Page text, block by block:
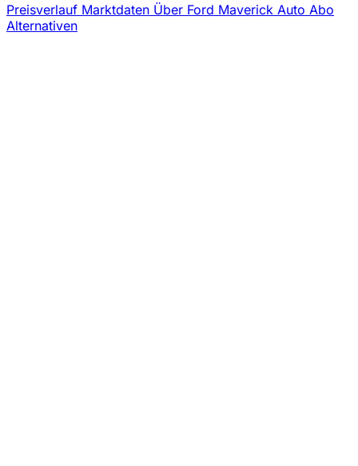
Preisverlauf Marktdaten Über Ford Maverick Auto Abo
Alternativen